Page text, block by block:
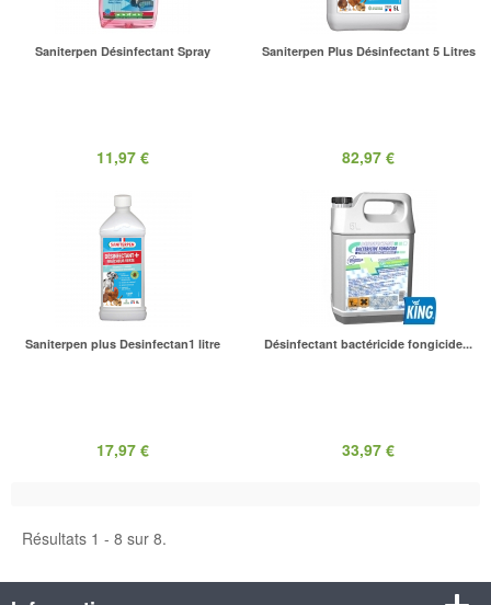
Saniterpen Désinfectant Spray
11,97 €
Saniterpen Plus Désinfectant 5 Litres
82,97 €
Saniterpen plus Desinfectan1 litre
17,97 €
Désinfectant bactéricide fongicide...
33,97 €
Résultats 1 - 8 sur 8.